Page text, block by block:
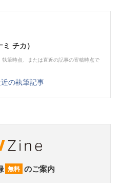
チカ）
筆時点、または直近の記事の寄稿時点で
の執筆記事
無料 のご案内